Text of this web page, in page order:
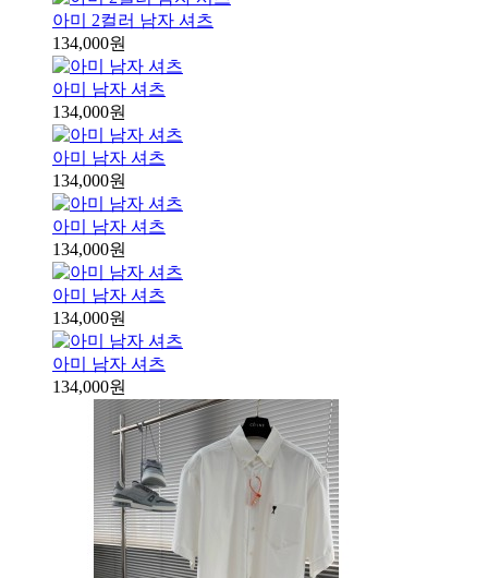
아미 2컬러 남자 셔츠
134,000원
아미 남자 셔츠
134,000원
아미 남자 셔츠
134,000원
아미 남자 셔츠
134,000원
아미 남자 셔츠
134,000원
아미 남자 셔츠
134,000원